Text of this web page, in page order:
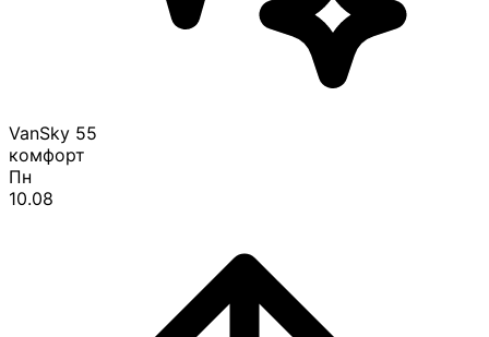
VanSky 55
комфорт
Пн
10.08